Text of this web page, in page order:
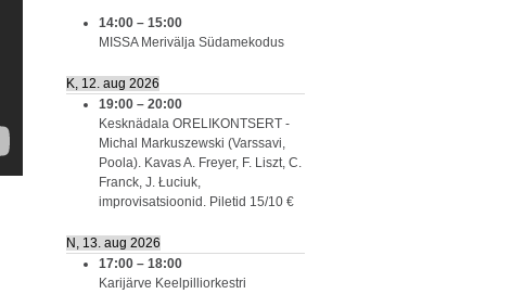
14:00 – 15:00
MISSA Merivälja Südamekodus
K, 12. aug 2026
19:00 – 20:00
Kesknädala ORELIKONTSERT -
Michal Markuszewski (Varssavi,
Poola). Kavas A. Freyer, F. Liszt, C.
Franck, J. Łuciuk,
improvisatsioonid. Piletid 15/10 €
N, 13. aug 2026
17:00 – 18:00
Karijärve Keelpilliorkestri